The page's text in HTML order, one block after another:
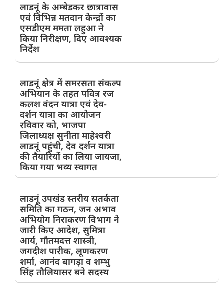
लाडनूं के अम्बेडकर छात्रावास
एवं विभिन्न मतदान केन्द्रों का
एसडीएम ममता लहुआ ने
किया निरीक्षण, दिए आवश्यक
निर्देश
लाडनूं क्षेत्र में समरसता संकल्प
अभियान के तहत पवित्र रज
कलश वंदन यात्रा एवं देव-
दर्शन यात्रा का आयोजन
रविवार को, भाजपा
जिलाध्यक्ष सुनीता माहेश्वरी
लाडनूं पहुंची, देव दर्शन यात्रा
की तैयारियों का लिया जायजा,
किया गया भव्य स्वागत
लाडनूं उपखंड स्तरीय सतर्कता
समिति का गठन, जन अभाव
अभियोग निराकरण विभाग ने
जारी किए आदेश, सुमित्रा
आर्य, गौतमदत्त शास्त्री,
जगदीश पारीक, लूणकरण
शर्मा, आनंद बागड़ा व शम्भु
सिंह तौलियासर बने सदस्य